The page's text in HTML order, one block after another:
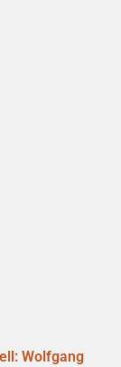
Wolfgang